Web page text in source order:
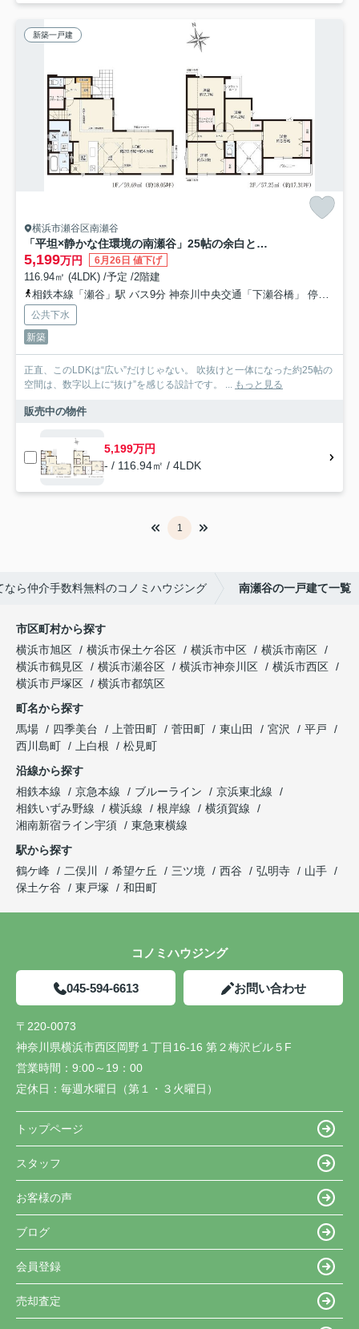
新築一戸建
横浜市瀬谷区南瀬谷
「平坦×静かな住環境の南瀬谷」25帖の余白と吹抜けがつくる開放空間
5,199万円 6月26日 値下げ
116.94㎡ (4LDK) /予定 /2階建
相鉄本線「瀬谷」駅 バス9分 神奈川中央交通「下瀬谷橋」 停歩7分
公共下水
新築
正直、このLDKは“広い”だけじゃない。 吹抜けと一体になった約25帖の
空間は、数字以上に“抜け”を感じる設計です。 ... もっと見る
販売中の物件
5,199万円
- / 116.94㎡ / 4LDK
1
ら仲介手数料無料のコノミハウジング 南瀬谷の一戸建て一覧
市区町村から探す
横浜市旭区
横浜市保土ケ谷区 横浜市中区
横浜市南区
横浜市鶴見区
横浜市瀬谷区 横浜市神奈川区
横浜市西区
横浜市戸塚区
横浜市都筑区
町名から探す
馬場
四季美台 上菅田町 菅田町 東山田 宮沢
平戸
西川島町
上白根
松見町
沿線から探す
相鉄本線
京急本線 ブルーライン
京浜東北線
相鉄いずみ野線
横浜線 根岸線
横須賀線
湘南新宿ライン宇須
東急東横線
駅から探す
鶴ケ峰
二俣川 希望ケ丘 三ツ境 西谷 弘明寺
山手
保土ケ谷
東戸塚 和田町
コノミハウジング
045-594-6613 お問い合わせ
〒220-0073
神奈川県横浜市西区岡野１丁目16-16 第２梅沢ビル５F
営業時間： 9:00～19：00
定休日： 毎週水曜日（第１・３火曜日）
トップページ
スタッフ
お客様の声
ブログ
会員登録
売却査定